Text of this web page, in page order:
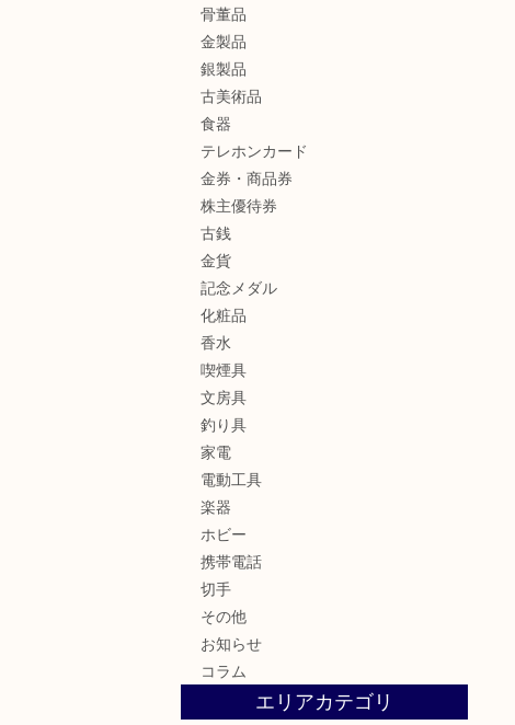
骨董品
金製品
銀製品
古美術品
食器
テレホンカード
金券・商品券
株主優待券
古銭
金貨
記念メダル
化粧品
香水
喫煙具
文房具
釣り具
家電
電動工具
楽器
ホビー
携帯電話
切手
その他
お知らせ
コラム
エリアカテゴリ